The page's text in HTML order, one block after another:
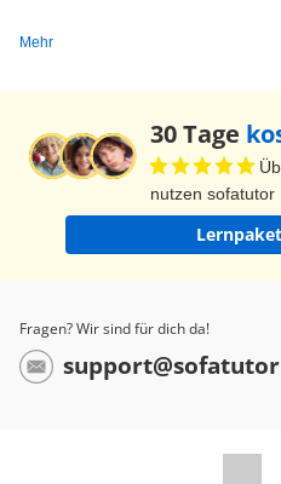
Mehr
30 Tage
nutzen sofatutor
Fragen? Wir sind für dich da!